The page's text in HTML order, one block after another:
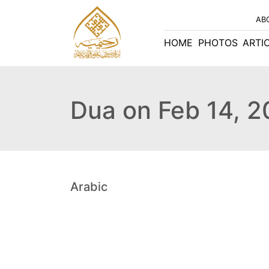
HOME PHOTOS
Dua on Feb 14,
Arabic